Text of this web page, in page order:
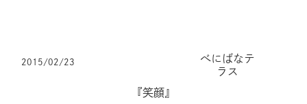
2015/02/23
べにばなテ
ラス
『笑顔』